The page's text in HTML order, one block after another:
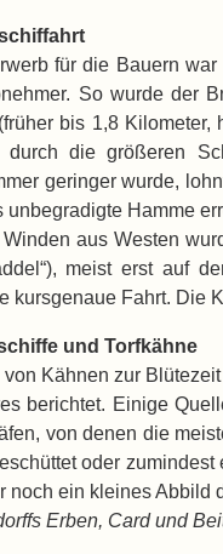
für die Bauern
So wurde der
bis 1,8
durch die größeren
geringer wurde,
unbegradigte Hamme
aus Westen
meist erst auf
kursgenaue Fahrt. Die
und Torfkähne
Kähnen zur
berichtet. Einige
von denen die
oder
noch ein kleines Abbild
Erben, Card und